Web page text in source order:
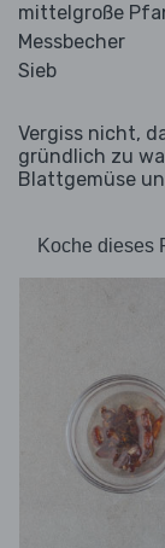
mittelgroße
Messbecher
Sieb
Vergiss nicht,
gründlich zu
Blattgemüse
Koche dieses